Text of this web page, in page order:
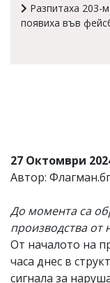
читателите
за
вас
сигнализирайте
ни!
Разпитаха 203-
появиха във
27 Октомври
Автор: Флагман.бг
До момента са
производства от
От началото на
часа днес в
сигнала за